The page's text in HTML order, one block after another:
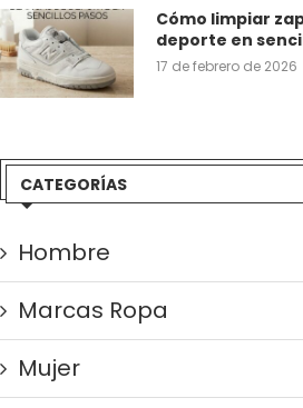
Cómo limpiar
deporte en
17 de febrero de 2026
CATEGORÍAS
Hombre
Marcas Ropa
Mujer